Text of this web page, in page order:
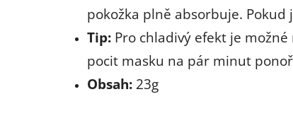
pokožka plně absorbuje.
Tip: Pro chladivý efekt je
pocit masku na pár minut
Obsah: 23g